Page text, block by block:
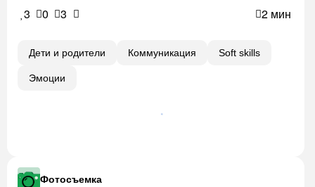
3 0 3 2 мин
Дети и родители Коммуникация Soft skills
Эмоции
Фотосъемка